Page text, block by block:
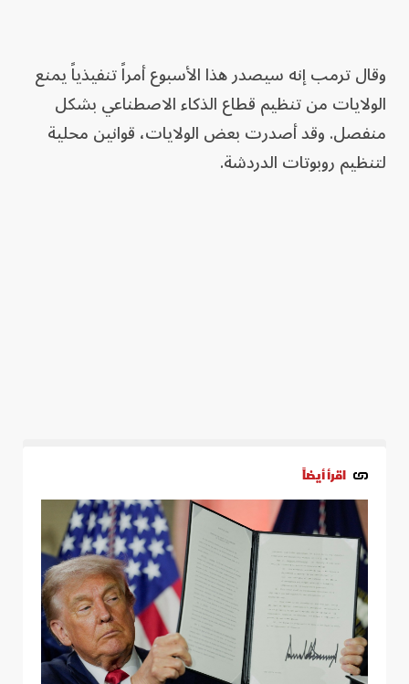
وقال ترمب إنه سيصدر هذا الأسبوع أمراً تنفيذياً يمنع
الولايات من تنظيم قطاع الذكاء الاصطناعي بشكل
منفصل. وقد أصدرت بعض الولايات، قوانين محلية
لتنظيم روبوتات الدردشة.
اقرأ أيضاً